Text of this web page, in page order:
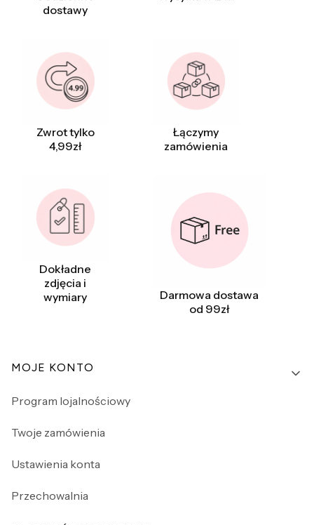
dostawy
Zwrot tylko
4,99zł
Łączymy
zamówienia
Dokładne
zdjęcia i
wymiary
Darmowa dostawa
od 99zł
Linki w stopce
MOJE KONTO
Program lojalnościowy
Twoje zamówienia
Ustawienia konta
Przechowalnia